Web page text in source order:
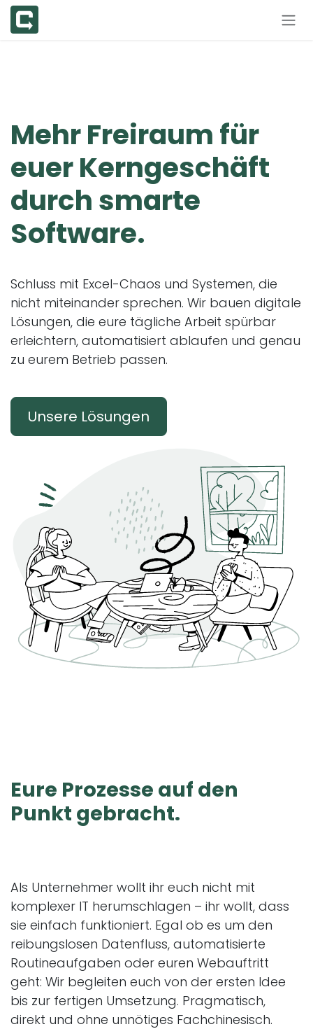
Zum Inhalt springen
MehrFreiraum für
euer Kerngeschäft
durch smarte
Software.
Schluss mit Excel-Chaos und Systemen, die
nicht miteinander sprechen. Wir bauen digitale
Lösungen, die eure tägliche Arbeit spürbar
erleichtern, automatisiert ablaufen und genau
zu eurem Betrieb passen.
Unsere Lösungen
Eure Prozesse auf den
Punkt gebracht.
Als Unternehmer wollt ihr euch nicht mit
komplexer IT herumschlagen – ihr wollt, dass
sie einfach funktioniert. Egal ob es um den
reibungslosen Datenfluss, automatisierte
Routineaufgaben oder euren Webauftritt
geht: Wir begleiten euch von der ersten Idee
bis zur fertigen Umsetzung. Pragmatisch,
direkt und ohne unnötiges Fachchinesisch.